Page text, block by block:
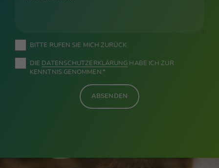
BITTE RUFEN SIE MICH ZURÜCK
DIE DATEN­SCHUTZ­ERKLÄRUNG HABE ICH ZUR
KENNTNIS GENOMMEN.*
ABSENDEN